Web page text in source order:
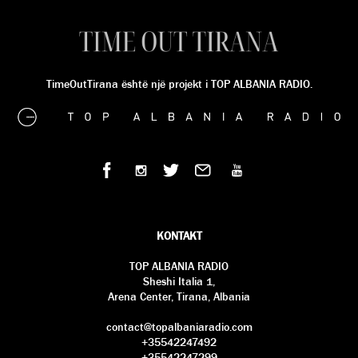
TimeOutTirana është një projekt i TOP ALBANIA RADIO.
KONTAKT
TOP ALBANIA RADIO
Sheshi Italia 1,
Arena Center, Tirana, Albania
contact@topalbaniaradio.com
+35542247492